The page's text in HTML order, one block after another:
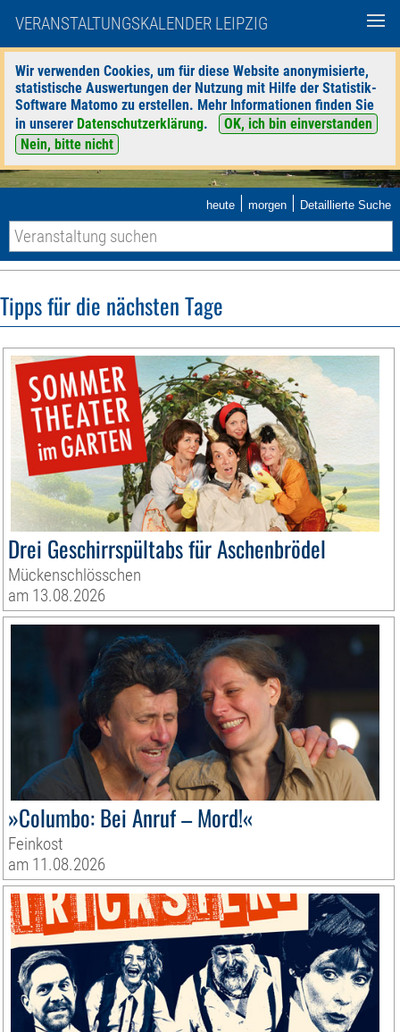
VERANSTALTUNGSKALENDER LEIPZIG
Wir verwenden Cookies, um für diese Website anonymisierte,
statistische Auswertungen der Nutzung mit Hilfe der Statistik-
Software Matomo zu erstellen. Mehr Informationen finden Sie
in unserer Datenschutzerklärung.
OK, ich bin einverstanden
Nein, bitte nicht
heute | morgen | Detaillierte Suche
Tipps für die nächsten Tage
Drei Geschirrspültabs für Aschenbrödel
Mückenschlösschen
am 13.08.2026
»Columbo: Bei Anruf – Mord!«
Feinkost
am 11.08.2026